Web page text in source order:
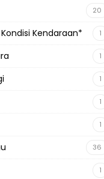
20
Kendaraan* 1
1
1
1
1
36
1